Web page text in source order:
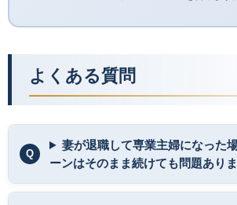
よくある質問
妻が退職して専業主婦になった
ーンはそのまま続けても問題あり